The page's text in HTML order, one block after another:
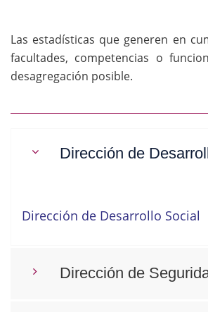
Las estadísticas que generen en
facultades, competencias o
desagregación posible.
Dirección de
Dirección de Desarrollo Social
Dirección de